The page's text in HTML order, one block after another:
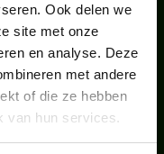
Ook delen we
site met onze
en analyse. Deze
met andere
of die ze hebben
van hun services.